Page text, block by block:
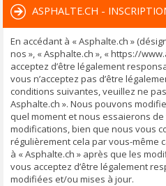
ASPHALTE.CH -
En accédant à « Asphalte.ch »
nos », « Asphalte.ch », « https://
acceptez d’être légalement
vous n’acceptez pas d’être
conditions suivantes, veuillez ne
Asphalte.ch ». Nous pouvons
quel moment et nous essaierons
modifications, bien que nous vous
régulièrement cela par vous-même
à « Asphalte.ch » après que les
vous acceptez d’être légalement
modifiées et/ou mises à jour.